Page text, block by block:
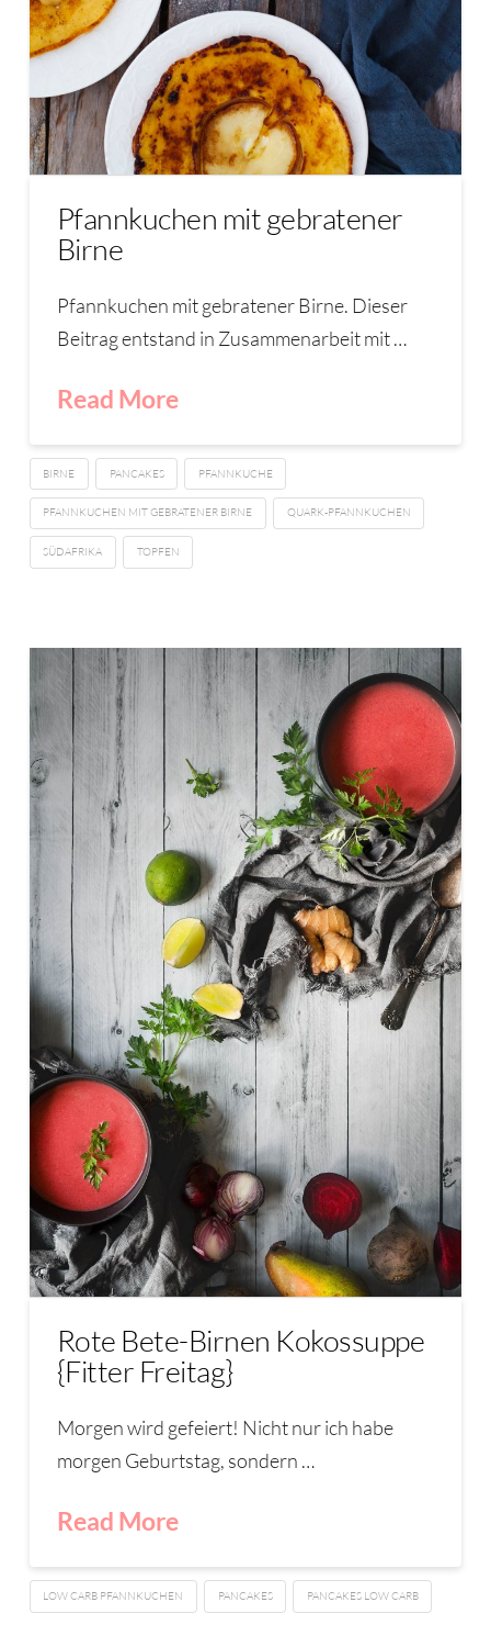
Pfannkuchen mit gebratener
Birne
Pfannkuchen mit gebratener Birne. Dieser
Beitrag entstand in Zusammenarbeit mit …
Read More
BIRNE PANCAKES PFANNKUCHE
PFANNKUCHEN MIT GEBRATENER BIRNE QUARK-PFANNKUCHEN
SÜDAFRIKA TOPFEN
Rote Bete-Birnen Kokossuppe
{Fitter Freitag}
Morgen wird gefeiert! Nicht nur ich habe
morgen Geburtstag, sondern …
Read More
LOW CARB PFANNKUCHEN PANCAKES PANCAKES LOW CARB